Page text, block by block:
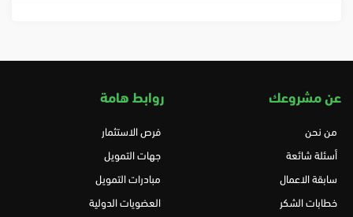
عن مشروعك
من نحن
أسئلة شائعة
سابقة الاعمال
خطابات الشكر
روابط هامة
فرص الاستثمار
جهات التمويل
مبادرات التمويل
العضويات الدولية